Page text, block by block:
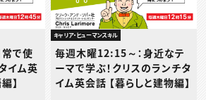
で使
イム英
】
キャリア・ヒューマンスキル
毎週木曜12:15～：身近なテ
ーマで学ぶ！クリスのランチタ
イム英会話 【暮らしと建物編】